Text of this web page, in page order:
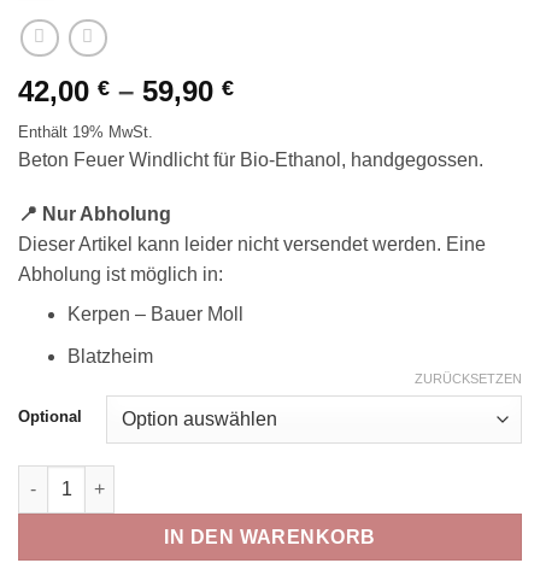
42,00 € – 59,90 €Preisspanne:
bis
59,90 €
Enthält 19% MwSt.
Beton Feuer Windlicht für Bio-Ethanol, handgegossen.
📍 Nur Abholung
Dieser Artikel kann leider nicht versendet werden. Eine
Abholung ist möglich in:
Kerpen – Bauer Moll
Blatzheim
Optional
ZURÜCKSETZEN
Beton-Feuer Outdoor Menge
IN DEN WARENKORB